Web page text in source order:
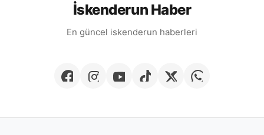
İskenderun Haber
En güncel iskenderun haberleri